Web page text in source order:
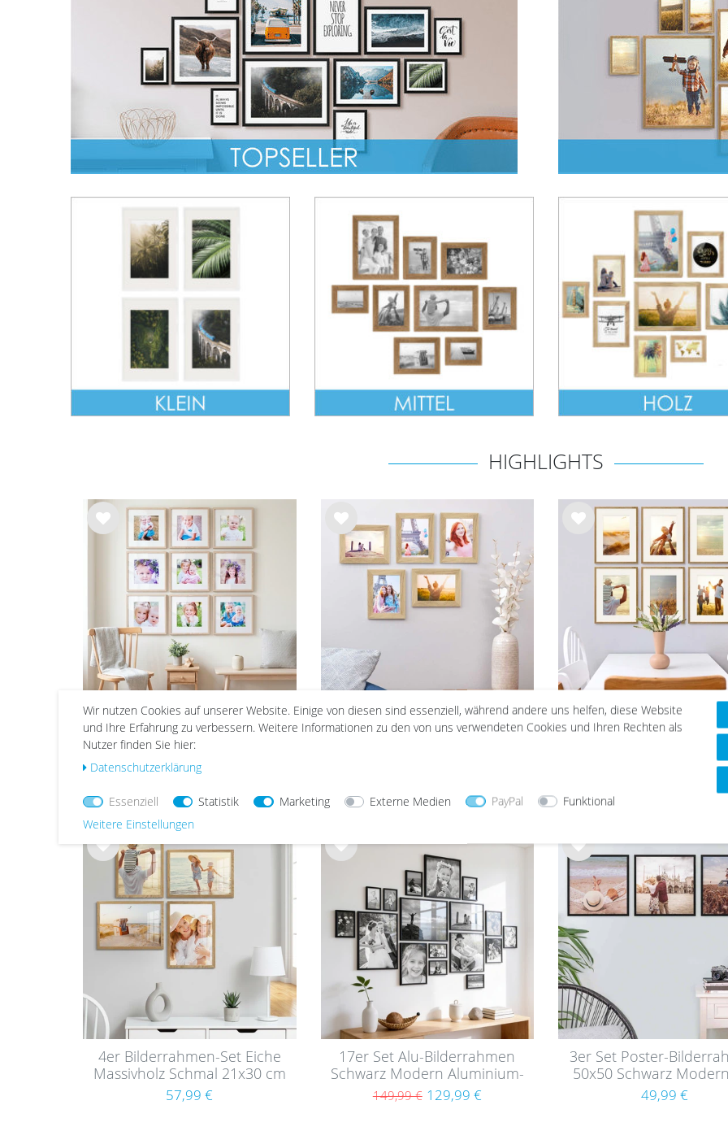
HIGHLIGHTS
Wu
9er Set Poster-Bilderrahmen
30x30 Natur Modern MDF
mit Passepartout
87,99 € 69,99 €
Wu
nsc
hlist
5er Bilderrahmen-Set 13x18
vergriffen
30x40 cm mit
Acrylglasscheibe
Wu
e
4er Bilderrahmen-Set Eiche
Massivholz Schmal 21x30 cm
/ DIN A4 mit Acrylglasscheibe
57,99 €
Wu
17er Set Alu-Bilderrahmen
Schwarz Modern Aluminium-
Rahmen
149,99 € 129,99 €
Wu
nsc
hlist
e
3er Set Poster-
50x50 Schwarz
MDF mit Acrylglas
49,99 €
Wir nutzen Cookies auf unserer Website. Einige von diesen sind essenziell, während andere uns helfen, diese Website
und Ihre Erfahrung zu verbessern. Weitere Informationen zu den von uns verwendeten Cookies und Ihren Rechten als
Nutzer finden Sie hier:
Daten­schutz­erklärung
Essenziell Statistik Marketing Externe Medien PayPal
Funktional
Weitere Einstellungen